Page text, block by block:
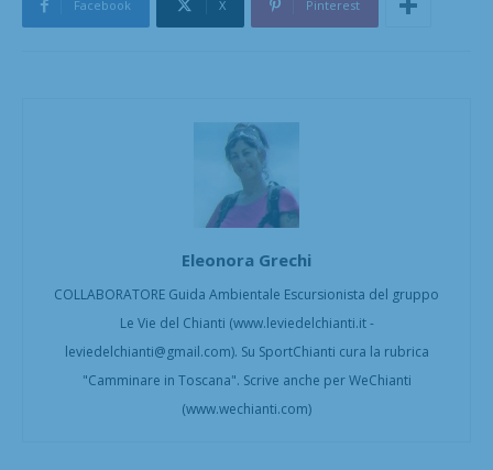
Facebook X Pinterest
Eleonora Grechi
COLLABORATORE Guida Ambientale Escursionista del gruppo
Le Vie del Chianti (www.leviedelchianti.it -
leviedelchianti@gmail.com). Su SportChianti cura la rubrica
"Camminare in Toscana". Scrive anche per WeChianti
(www.wechianti.com)